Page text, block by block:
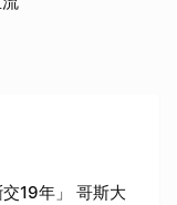
19年」 哥斯大